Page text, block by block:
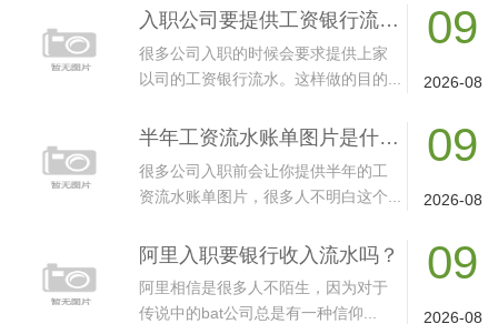
入职公司要提供工资银行流水合法吗？
很多公司入职的时候会要求提供上家
以司的工资银行流水。这样做的目的...
09
2026-08
半年工资流水账单图片是什么样的？
很多公司入职前会让你提供半年的工
资流水账单图片，很多人不明白这个...
09
2026-08
阿里入职要银行收入流水吗？
阿里相信是很多人不陌生，因为对于
传说中的bat公司总是有一种信仰...
09
2026-08